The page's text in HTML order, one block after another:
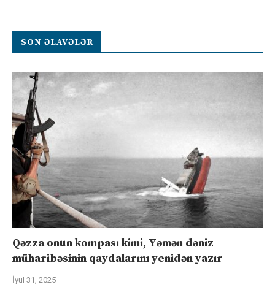
SON ƏLAVƏLƏR
Qəzza onun kompası kimi, Yəmən dəniz
müharibəsinin qaydalarını yenidən yazır
İyul 31, 2025